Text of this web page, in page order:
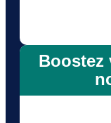
Boostez